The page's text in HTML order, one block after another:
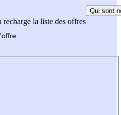
recharge la liste des offres
Qui sont